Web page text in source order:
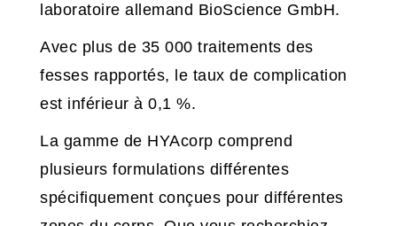
laboratoire allemand BioScience GmbH.
Avec plus de 35 000 traitements des
fesses rapportés, le taux de complication
est inférieur à 0,1 %.
La gamme de HYAcorp comprend
plusieurs formulations différentes
spécifiquement conçues pour différentes